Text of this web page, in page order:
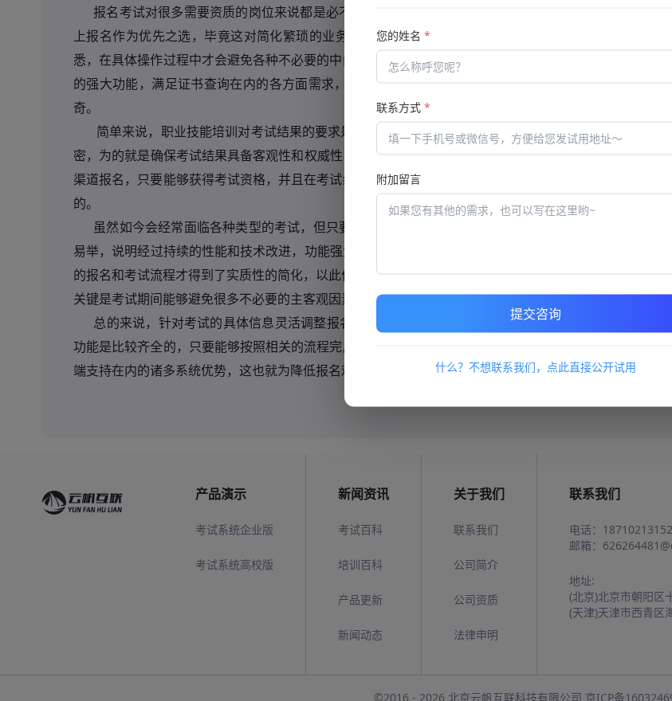
报名考试对很多需要资质的岗位来说都是必不可少的关键环节，只不过如今已经很少采用传统的线下
上报名作为优先之选，毕竟这对简化繁琐的业务流程有着举足轻重的通，因此对于
的
悉，在具体操作过程中才会避免各种不必要的中间环节。当然，网上报名还有很多的便利条件，成功报名
的强大功能，满足证书查询在内的各方面需求，这对提高报名和考试的成功率大有裨益，得到相关群体
奇。
简单来说，职业技能培训对考试结果的要求是极为严苛的，不仅考试成绩要符合相关的标准，而且对
密，为的就是确保考试结果具备客观性和权威性，这也是
备受瞩目的原因所在。其实不
渠道报名，只要能够获得考试资格，并且在考试结束以后，及时得到后续的考试结果和资质条件，对于报
的。
虽然如今会经常面临各种类型的考试，但只要能够熟练掌握网上报名系统的操作技巧，成功报名并且
易举，说明经过持续的性能和技术改进，功能强大的
是极具实用价值的。正是因为网上
的报名和考试流程才得到了实质性的简化，以此作为契机 转变固有的报名和考试模式，无论从哪个角度来
关键是考试期间能够避免很多不必要的主客观因素。
总的来说，针对考试的具体信息灵活调整报名材料，对于提高报名效率和成功率是有很大帮助的，不过
功能是比较齐全的，只要能够按照相关的流程完成对应的才做，就能够在预定时间完成考试。不仅如此，
端支持在内的诸多系统优势，这也就为降低报名难度和优化考试环境创造了便利条件。
产品演示
考试系统企业版
考试系统高校版
新闻资讯
考试百科
培训百科
产品更新
新闻动态
关于我们
联系我们
公司简介
公司资质
法律申明
联系我们
电话： 18710213152
邮箱：
地址:
(北京)北京市朝阳区
(天津)天津市西青区
©2016 - 2026 北京云帆互联科技有限公司 京ICP备
您的姓名 *
联系方式 *
附加留言
提交咨询
什么？不想联系我们，点此直接公开试用